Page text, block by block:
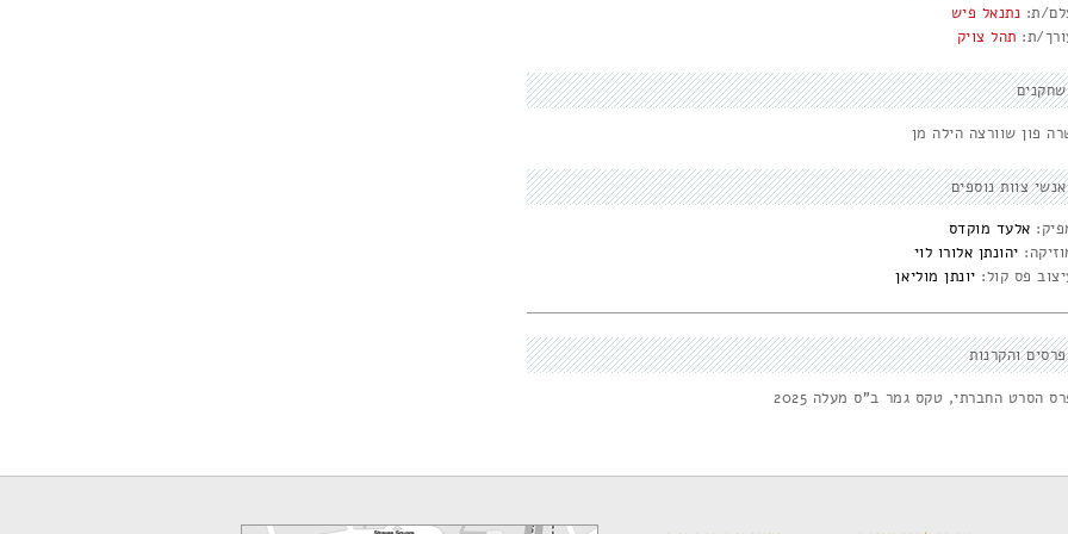
ת: נתנאל פיש
ת: תהל צויק
שחקנים
פון שוורצה הילה מן
אנשי צוות נוספים
אלעד מוקדס
יהונתן אלורו לוי
פס קול: יונתן מוליאן
פרסים והקרנות
הסרט החברתי, טקס גמר ב"ס מעלה 2025